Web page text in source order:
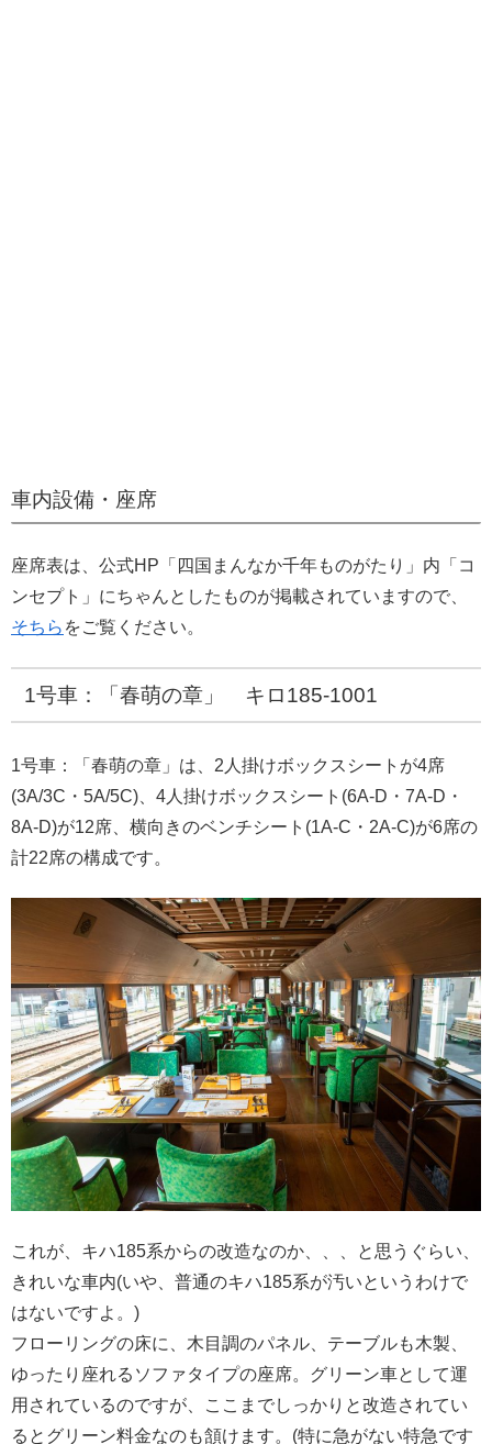
車内設備・座席
座席表は、公式HP「四国まんなか千年ものがたり」内「コ
ンセプト」にちゃんとしたものが掲載されていますので、
そちら をご覧ください。
1号車：「春萌の章」 キロ185-1001
1号車：「春萌の章」は、2人掛けボックスシートが4席
(3A/3C・5A/5C)、4人掛けボックスシート(6A-D・7A-D・
8A-D)が12席、横向きのベンチシート(1A-C・2A-C)が6席の
計22席の構成です。
これが、キハ185系からの改造なのか、、、と思うぐらい、
きれいな車内(いや、普通のキハ185系が汚いというわけで
はないですよ。)
フローリングの床に、木目調のパネル、テーブルも木製、
ゆったり座れるソファタイプの座席。グリーン車として運
用されているのですが、ここまでしっかりと改造されてい
るとグリーン料金なのも頷けます。(特に急がない特急です